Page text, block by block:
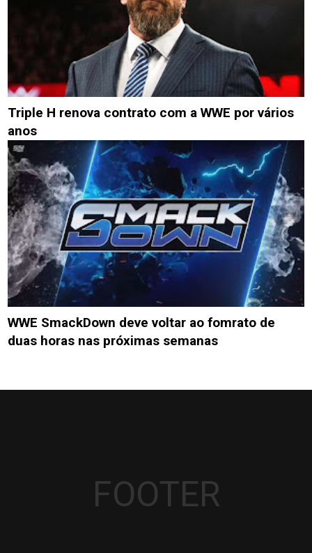
Triple H renova contrato com a WWE por vários
anos
WWE SmackDown deve voltar ao fomrato de
duas horas nas próximas semanas
FOOTER